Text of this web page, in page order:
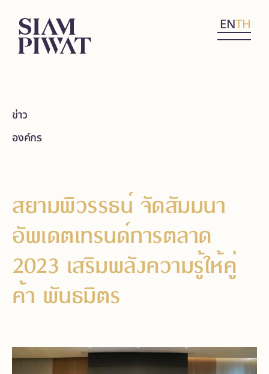
ENTH
ข่าว
องค์กร
สยามพิวรรธน์ จัดสัมมนา
อัพเดตเทรนด์การตลาด
2023 เสริมพลังความรู้ให้คู่
ค้า พันธมิตร